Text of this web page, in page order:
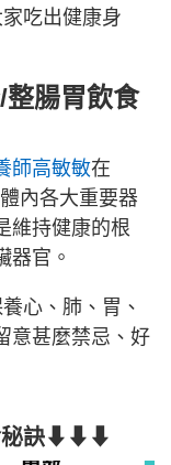
吃出健康身
腸胃飲食
師高敏敏在
內各大重要器
維持健康的根
器官。
心、肺、胃、
意甚麼禁忌、好
秘訣⬇⬇⬇